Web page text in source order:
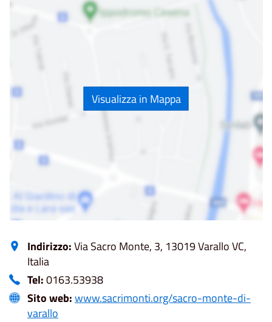
Visualizza in Mappa
Indirizzo:Via Sacro Monte, 3, 13019 Varallo VC,
Italia
Tel:0163.53938
Sito web:www.sacrimonti.org/sacro-monte-di-
varallo